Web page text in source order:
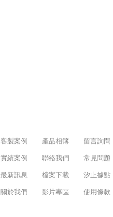
客製案例
實績案例
最新訊息
關於我們
產品相簿
聯絡我們
檔案下載
影片專區
留言詢問
常見問題
汐止據點
使用條款